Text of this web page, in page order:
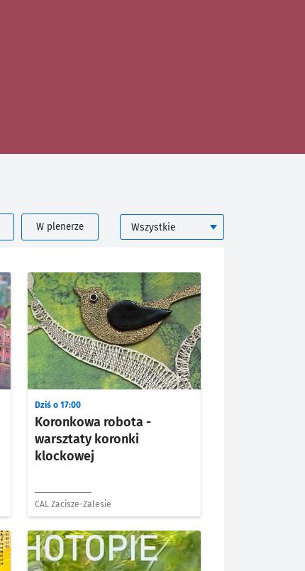
W plenerze KATEGORIA
Koronkowa robota -
warsztaty koronki
klockowej
Dziś o 17:00
CAL Zacisze-Zalesie